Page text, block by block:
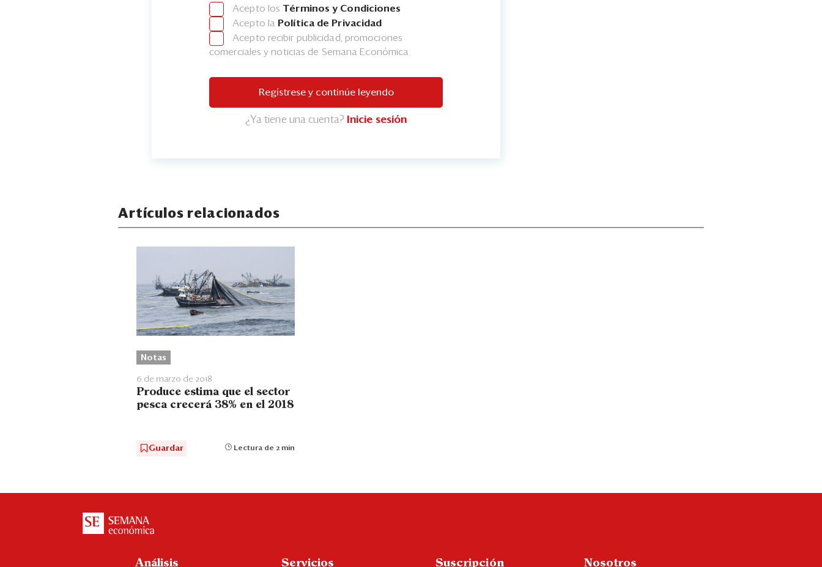
Acepto los Términos y Condiciones
Acepto la Política de Privacidad
Acepto recibir publicidad, promociones
comerciales y noticias de Semana Económica
Regístrese y continúe leyendo
¿Ya tiene una cuenta? Inicie sesión
Artículos relacionados
Notas
6 de marzo de 2018
Produce estima que el sector
pesca crecerá 38% en el 2018
Guardar Lectura de 2 min
Análisis Servicios Suscripción Nosotros